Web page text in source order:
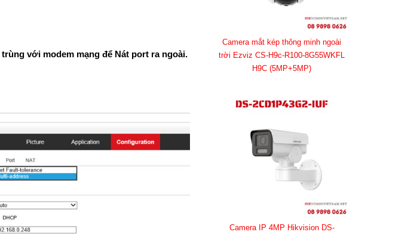
với modem mạng để Nát port ra ngoài.
Camera mắt kép thông minh ngoài
trời Ezviz CS-H9c-R100-8G55WKFL
H9C (5MP+5MP)
Camera IP 4MP Hikvision DS-